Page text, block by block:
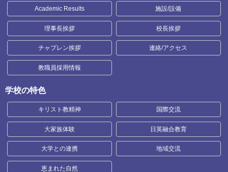
Academic Results 施設/設備
理事長挨拶 校長挨拶
チャプレン挨拶 連絡/アクセス
教職員採用情報
学校の特色
キリスト教精神 国際交流
大家族体験 日英融合教育
大学との連携 地域交流
恵まれた自然